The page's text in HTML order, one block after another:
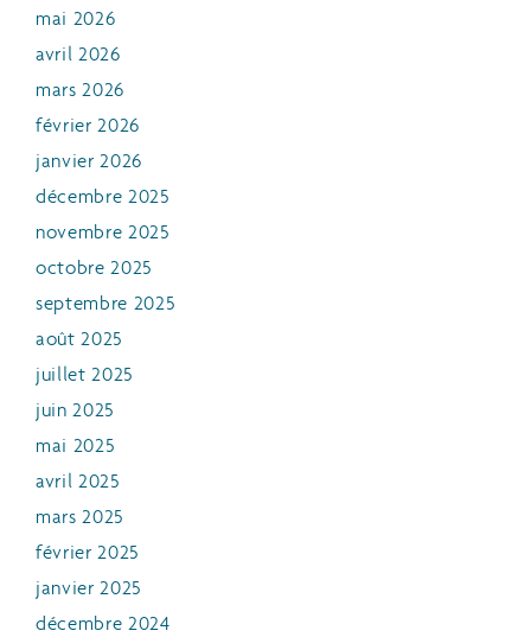
mai 2026
avril 2026
mars 2026
février 2026
janvier 2026
décembre 2025
novembre 2025
octobre 2025
septembre 2025
août 2025
juillet 2025
juin 2025
mai 2025
avril 2025
mars 2025
février 2025
janvier 2025
décembre 2024